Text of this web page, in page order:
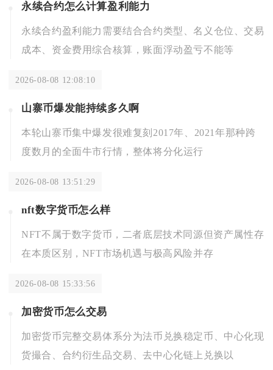
永续合约怎么计算盈利能力
永续合约盈利能力需要结合合约类型、名义仓位、交易
成本、资金费用综合核算，账面浮动盈亏不能等
2026-08-08 12:08:10
山寨币爆发能持续多久啊
本轮山寨币集中爆发很难复刻2017年、2021年那种跨
度数月的全面牛市行情，整体将分化运行
2026-08-08 13:51:29
nft数字货币怎么样
NFT不属于数字货币，二者底层技术同源但资产属性存
在本质区别，NFT市场机遇与极高风险并存
2026-08-08 15:33:56
加密货币怎么交易
加密货币完整交易体系分为法币兑换稳定币、中心化现
货撮合、合约衍生品交易、去中心化链上兑换以